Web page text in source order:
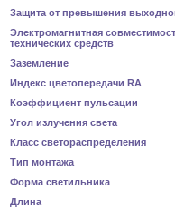
Защита от превышения
Электромагнитная
технических средств
Заземление
Индекс цветопередачи RA
Коэффициент пульсации
Угол излучения света
Класс светораспределения
Тип монтажа
Форма светильника
Длина